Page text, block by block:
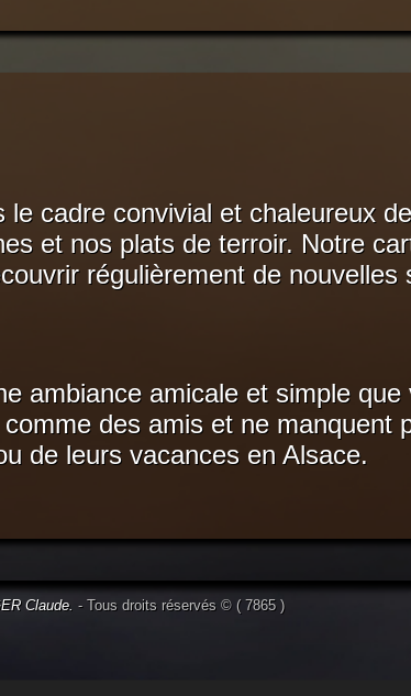
cadre convivial et chaleureux de
et nos plats de terroir. Notre
régulièrement de nouvelles
ambiance amicale et simple que
des amis et ne manquent
de leurs vacances en Alsace.
Claude. - Tous droits réservés © ( 7865 )